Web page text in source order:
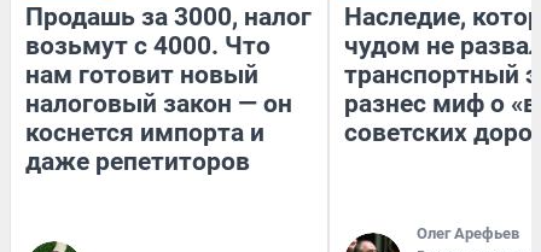
Продашь за 3000, налог
возьмут с 4000. Что
нам готовит новый
налоговый закон — он
коснется импорта и
даже репетиторов
Наследие,
чудом не
транспортный
разнес миф о
советских
Олег Арефьев